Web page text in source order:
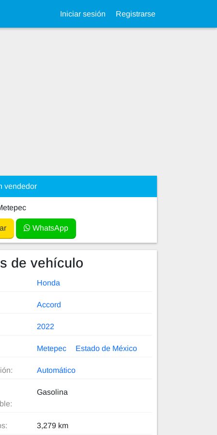
Iniciar sesión Registrarse
vendedor
WhatsApp
de vehículo
Honda
Accord
2022
Metepec Estado de México
Automático
Gasolina
3,279 km